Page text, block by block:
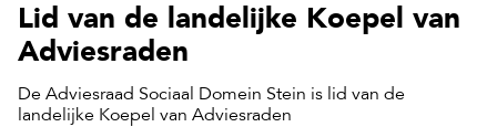
Lid van de landelijke Koepel van
Adviesraden
De Adviesraad Sociaal Domein Stein is lid van de
landelijke Koepel van Adviesraden